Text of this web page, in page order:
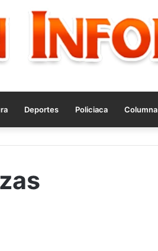
Deportes Policiaca Columna